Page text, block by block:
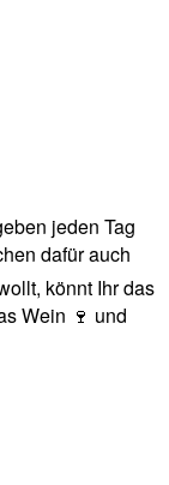
jeden Tag
dafür auch
könnt Ihr das
Wein 🍷 und